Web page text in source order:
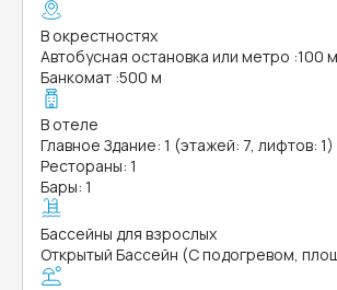
В окрестностях
Автобусная остановка или метро :100 м
Банкомат :500 м
В отеле
Главное Здание: 1 (этажей: 7, лифтов: 1)
Рестораны: 1
Бары: 1
Бассейны для взрослых
Открытый Бассейн (С подогревом,